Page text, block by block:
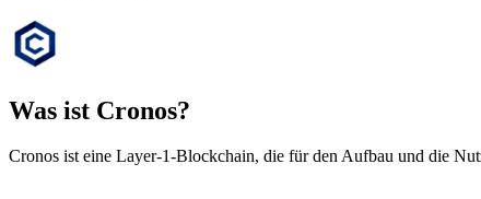
Was ist Cronos?
Cronos ist eine Layer-1-Blockchain, die für den Aufbau und die